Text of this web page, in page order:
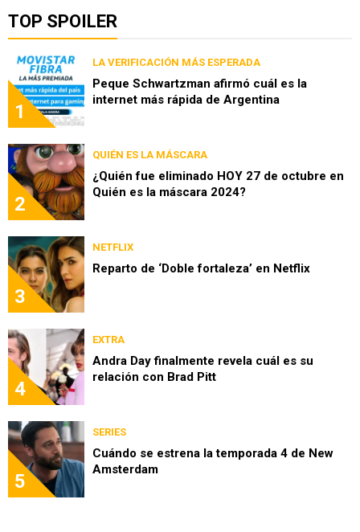
TOP SPOILER
1
LA VERIFICACIÓN MÁS ESPERADA
Peque Schwartzman afirmó cuál es la
internet más rápida de Argentina
2
QUIÉN ES LA MÁSCARA
¿Quién fue eliminado HOY 27 de octubre en
Quién es la máscara 2024?
3
NETFLIX
Reparto de ‘Doble fortaleza’ en Netflix
4
EXTRA
Andra Day finalmente revela cuál es su
relación con Brad Pitt
5
SERIES
Cuándo se estrena la temporada 4 de New
Amsterdam